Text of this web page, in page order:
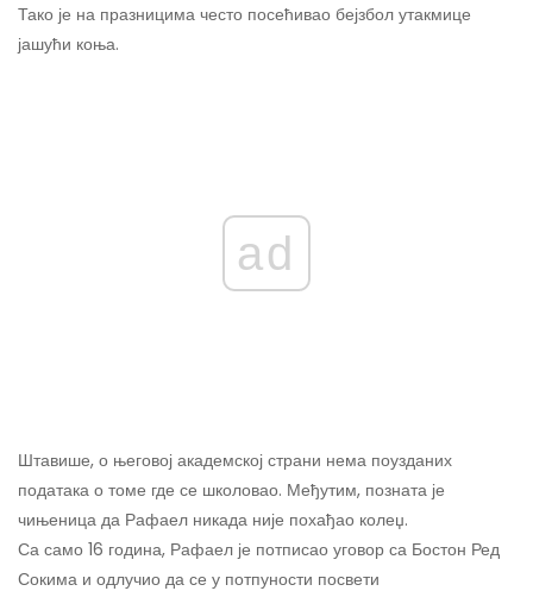
Тако је на празницима често посећивао бејзбол утакмице
јашући коња.
ad
Штавише, о његовој академској страни нема поузданих
података о томе где се школовао. Међутим, позната је
чињеница да Рафаел никада није похађао колеџ.
Са само 16 година, Рафаел је потписао уговор са Бостон Ред
Сокима и одлучио да се у потпуности посвети